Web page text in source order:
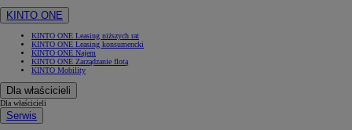
KINTO ONE
KINTO ONE Leasing niższych rat
KINTO ONE Leasing konsumencki
KINTO ONE Najem
KINTO ONE Zarządzanie flotą
KINTO Mobility
Dla właścicieli
Dla właścicieli
Serwis